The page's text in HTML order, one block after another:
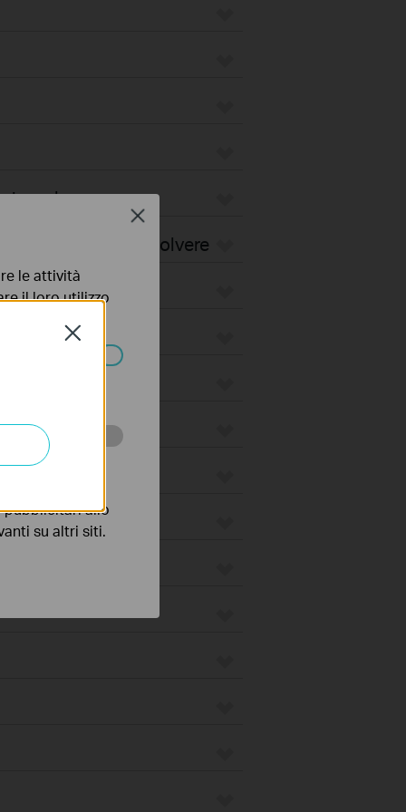
per Robot Aspirapolvere
Close
le attività
il loro utilizzo
essere
di
pubblicitari allo
su altri siti.
Close